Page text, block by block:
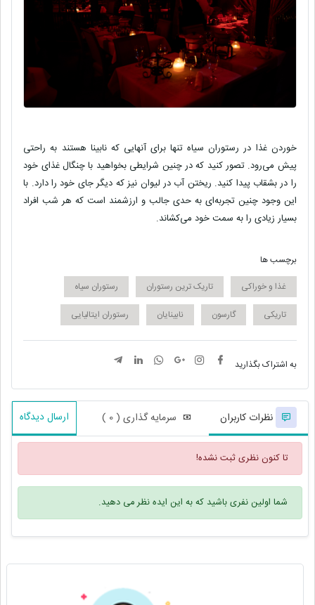
خوردن غذا در رستوران سیاه تنها برای آنهایی که نابینا هستند به راحتی
پیش می‌رود. تصور کنید که در چنین شرایطی بخواهید با چنگال غذای خود
را در بشقاب پیدا کنید. ریختن آب در لیوان نیز که دیگر جای خود را دارد. با
این وجود چنین تجربه‌ای به حدی جالب و ارزشمند است که هر شب افراد
بسیار زیادی را به سمت خود می‌کشاند.
برچسب ها
غذا و خوراکی
تاریک ترین رستوران
رستوران سیاه
تاریکی
گارسون نابینایان رستوران ایتالیایی
به اشتراک بگذارید
نظرات کاربران سرمایه گذاری ( 0 ) ارسال دیدگاه
تا کنون نظری ثبت نشده!
شما اولین نفری باشید که به این ایده نظر می دهید.